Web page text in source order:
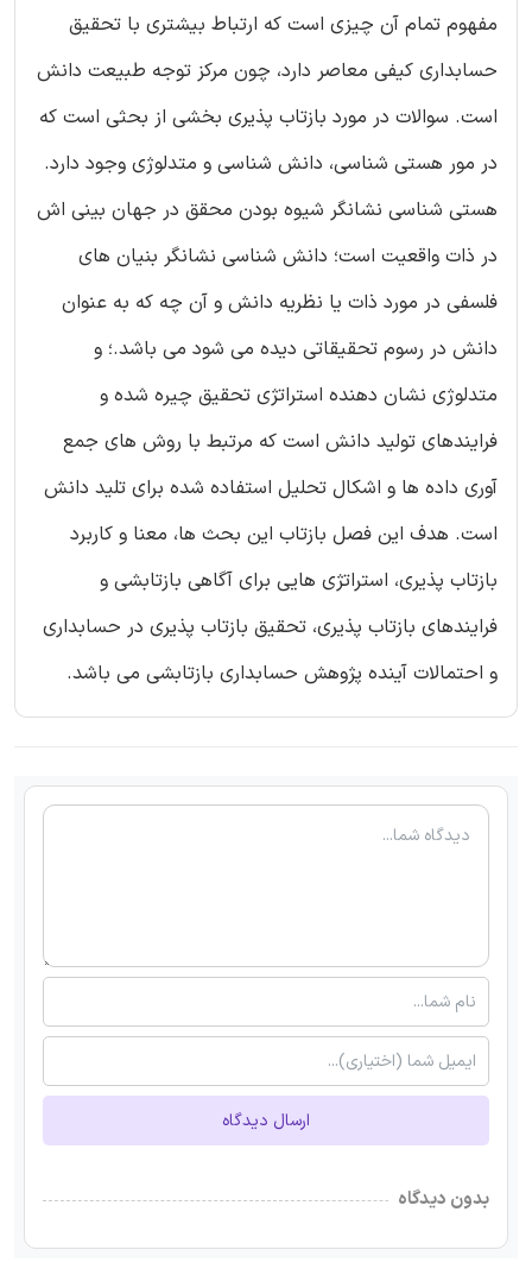
مفهوم تمام آن چیزی است که ارتباط بیشتری با تحقیق
حسابداری کیفی معاصر دارد، چون مرکز توجه طبیعت دانش
است. سوالات در مورد بازتاب پذیری بخشی از بحثی است که
در مور هستی شناسی، دانش شناسی و متدلوژی وجود دارد.
هستی شناسی نشانگر شیوه بودن محقق در جهان بینی اش
در ذات واقعیت است؛ دانش شناسی نشانگر بنیان های
فلسفی در مورد ذات یا نظریه دانش و آن چه که به عنوان
دانش در رسوم تحقیقاتی دیده می شود می باشد.؛ و
متدلوژی نشان دهنده استراتژی تحقیق چیره شده و
فرایندهای تولید دانش است که مرتبط با روش های جمع
آوری داده ها و اشکال تحلیل استفاده شده برای تلید دانش
است. هدف این فصل بازتاب این بحث ها، معنا و کاربرد
بازتاب پذیری، استراتژی هایی برای آگاهی بازتابشی و
فرایندهای بازتاب پذیری، تحقیق بازتاب پذیری در حسابداری
و احتمالات آینده پژوهش حسابداری بازتابشی می باشد.
ارسال دیدگاه
بدون دیدگاه